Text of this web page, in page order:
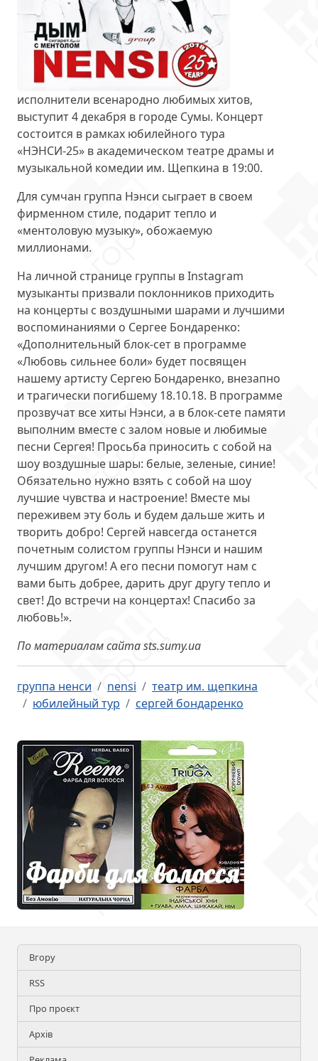
исполнители всенародно любимых хитов,
выступит 4 декабря в городе Сумы. Концерт
состоится в рамках юбилейного тура
«НЭНСИ-25» в академическом театре драмы и
музыкальной комедии им. Щепкина в 19:00.
Для сумчан группа Нэнси сыграет в своем
фирменном стиле, подарит тепло и
«ментоловую музыку», обожаемую
миллионами.
На личной странице группы в Instagram
музыканты призвали поклонников приходить
на концерты с воздушными шарами и лучшими
воспоминаниями о Сергее Бондаренко:
«Дополнительный блок-сет в программе
«Любовь сильнее боли» будет посвящен
нашему артисту Сергею Бондаренко, внезапно
и трагически погибшему 18.10.18. В программе
прозвучат все хиты Нэнси, а в блок-сете памяти
выполним вместе с залом новые и любимые
песни Сергея! Просьба приносить с собой на
шоу воздушные шары: белые, зеленые, синие!
Обязательно нужно взять с собой на шоу
лучшие чувства и настроение! Вместе мы
переживем эту боль и будем дальше жить и
творить добро! Сергей навсегда останется
почетным солистом группы Нэнси и нашим
лучшим другом! А его песни помогут нам с
вами быть добрее, дарить друг другу тепло и
свет! До встречи на концертах! Спасибо за
любовь!».
По материалам сайта sts.sumy.ua
группа ненси nensi
театр им. щепкина
юбилейный тур
сергей бондаренко
Вгору
RSS
Про проєкт
Архів